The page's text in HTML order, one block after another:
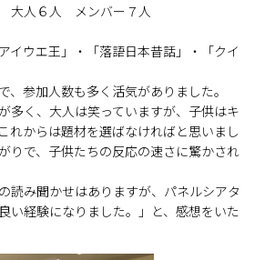
大人６人 メンバー７人
イウエ王」・「落語日本昔話」・「クイ
参加人数も多く活気がありました。
多く、大人は笑っていますが、子供はキ
れからは題材を選ばなければと思いまし
りで、子供たちの反応の速さに驚かされ
読み聞かせはありますが、パネルシアタ
い経験になりました。」と、感想をいた